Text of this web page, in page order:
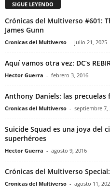
SIGUE LEYENDO
Crónicas del Multiverso #601:
James Gunn
Cronicas del Multiverso - julio 21, 2025
Aquí vamos otra vez: DC’s
Hector Guerra - febrero 3, 2016
Anthony Daniels: las precuelas
Cronicas del Multiverso - septiembre 7,
Suicide Squad es una joya del
superhéroes
Hector Guerra - agosto 9, 2016
Crónicas del Multiverso
Cronicas del Multiverso - agosto 11,